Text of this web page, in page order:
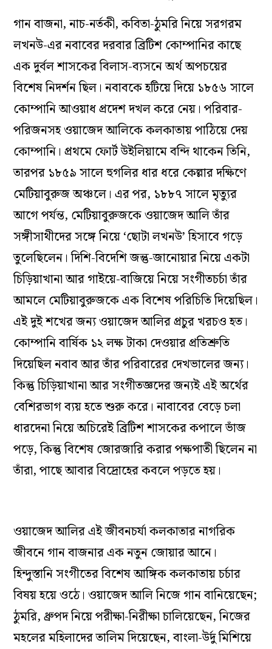
গান বাজনা, নাচ-নর্তকী, কবিতা-ঠুমরি নিয়ে সরগরম
লখনউ-এর নবাবের দরবার ব্রিটিশ কোম্পানির কাছে
এক দুর্বল শাসকের বিলাস-ব্যসনে অর্থ অপচয়ের
বিশেষ নিদর্শন ছিল। নবাবকে হটিয়ে দিয়ে ১৮৫৬ সালে
কোম্পানি আওয়াধ প্রদেশ দখল করে নেয়। পরিবার-
পরিজনসহ ওয়াজেদ আলিকে কলকাতায় পাঠিয়ে দেয়
কোম্পানি। প্রথমে ফোর্ট উইলিয়ামে বন্দি থাকেন তিনি,
তারপর ১৮৫৯ সালে হুগলির ধার ধরে কেল্লার দক্ষিণে
মেটিয়াবুরুজ অঞ্চলে। এর পর, ১৮৮৭ সালে মৃত্যুর
আগে পর্যন্ত, মেটিয়াবুরুজকে ওয়াজেদ আলি তাঁর
সঙ্গীসাথীদের সঙ্গে নিয়ে ‘ছোটা লখনউ’ হিসাবে গড়ে
তুলেছিলেন। দিশি-বিদেশি জন্তু-জানোয়ার নিয়ে একটা
চিড়িয়াখানা আর গাইয়ে-বাজিয়ে নিয়ে সংগীতচর্চা তাঁর
আমলে মেটিয়াবুরুজকে এক বিশেষ পরিচিতি দিয়েছিল।
এই দুই শখের জন্য ওয়াজেদ আলির প্রচুর খরচও হত।
কোম্পানি বার্ষিক ১২ লক্ষ টাকা দেওয়ার প্রতিশ্রুতি
দিয়েছিল নবাব আর তাঁর পরিবারের দেখভালের জন্য।
কিন্তু চিড়িয়াখানা আর সংগীতজ্ঞদের জন্যই এই অর্থের
বেশিরভাগ ব্যয় হতে শুরু করে। নাবাবের বেড়ে চলা
ধারদেনা নিয়ে অচিরেই ব্রিটিশ শাসকের কপালে ভাঁজ
পড়ে, কিন্তু বিশেষ জোরজারি করার পক্ষপাতী ছিলেন না
তাঁরা, পাছে আবার বিদ্রোহের কবলে পড়তে হয়।
ওয়াজেদ আলির এই জীবনচর্যা কলকাতার নাগরিক
জীবনে গান বাজনার এক নতুন জোয়ার আনে।
হিন্দুস্তানি সংগীতের বিশেষ আঙ্গিক কলকাতায় চর্চার
বিষয় হয়ে ওঠে। ওয়াজেদ আলি নিজে গান বানিয়েছেন;
ঠুমরি, ধ্রুপদ নিয়ে পরীক্ষা-নিরীক্ষা চালিয়েছেন, নিজের
মহলের মহিলাদের তালিম দিয়েছেন, বাংলা-উর্দু মিশিয়ে